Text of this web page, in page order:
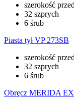
szerokość
32 szprych
6 śrub
Piasta tył VP 273SB
szerokość
32 szprych
6 śrub
Obręcz MERIDA